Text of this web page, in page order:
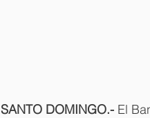
SANTO DOMINGO.- El